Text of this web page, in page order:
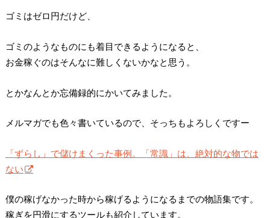
ゴミはゼロ円だけど、
ゴミのようなものにも着目できるようになると、
お金稼ぐのはそんなに難しくないかなと思う。
とかなんとか忘備録的にかいてみました。
メルマガでも色々書いているので、そっちもよろしくですー
「ずらし」で儲けまくった事例。「常識」は、絶対的な物では
ない
僕の稼げなかった時から稼げるようになるまでの物語集です。
稼ぎを円滑にするツールも紹介しています。